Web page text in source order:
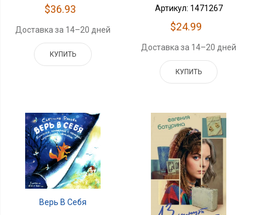
$36.93
Доставка за 14–20 дней
КУПИТЬ
Артикул: 1471267
$24.99
Доставка за 14–20 дней
КУПИТЬ
Верь В Себя